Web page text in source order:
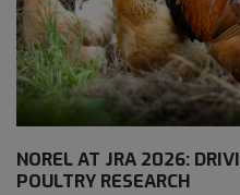
NOREL AT JRA 2026:
POULTRY RESEARCH